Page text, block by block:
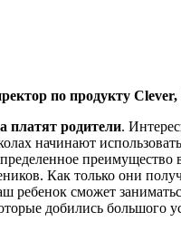
по продукту
платят родители.
начинают
Как только они
ребенок сможет
добились большого